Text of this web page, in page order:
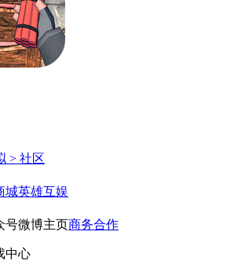
> 社区
城英雄互娱
号微博主页商务合作
中心